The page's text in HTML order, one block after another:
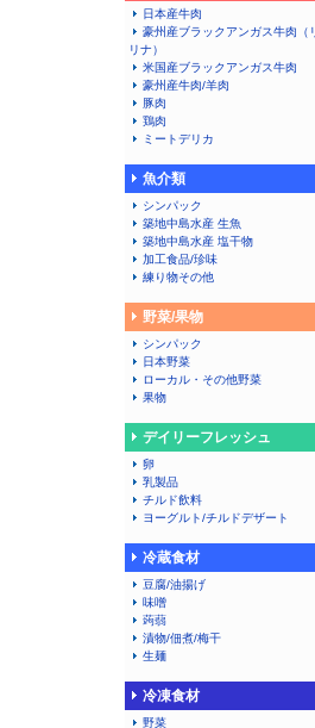
日本産牛肉
豪州産ブラックアンガス牛肉（
リナ）
米国産ブラックアンガス牛肉
豪州産牛肉/羊肉
豚肉
鶏肉
ミートデリカ
魚介類
シンパック
築地中島水産 生魚
築地中島水産 塩干物
加工食品/珍味
練り物その他
野菜/果物
シンパック
日本野菜
ローカル・その他野菜
果物
デイリーフレッシュ
卵
乳製品
チルド飲料
ヨーグルト/チルドデザート
冷蔵食材
豆腐/油揚げ
味噌
蒟蒻
漬物/佃煮/梅干
生麺
冷凍食材
野菜